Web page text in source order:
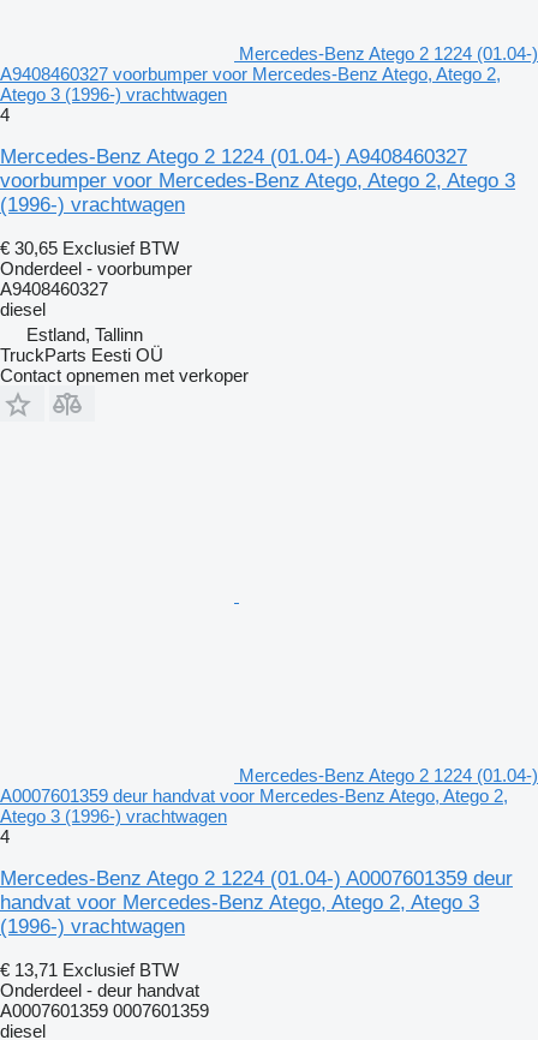
Mercedes-Benz Atego 2 1224 (01.04-)
A9408460327 voorbumper voor Mercedes-Benz Atego, Atego 2,
Atego 3 (1996-) vrachtwagen
4
Mercedes-Benz Atego 2 1224 (01.04-) A9408460327
voorbumper voor Mercedes-Benz Atego, Atego 2, Atego 3
(1996-) vrachtwagen
€ 30,65 Exclusief BTW
Onderdeel - voorbumper
A9408460327
diesel
Estland, Tallinn
TruckParts Eesti OÜ
Contact opnemen met verkoper
Mercedes-Benz Atego 2 1224 (01.04-)
A0007601359 deur handvat voor Mercedes-Benz Atego, Atego 2,
Atego 3 (1996-) vrachtwagen
4
Mercedes-Benz Atego 2 1224 (01.04-) A0007601359 deur
handvat voor Mercedes-Benz Atego, Atego 2, Atego 3
(1996-) vrachtwagen
€ 13,71 Exclusief BTW
Onderdeel - deur handvat
A0007601359 0007601359
diesel